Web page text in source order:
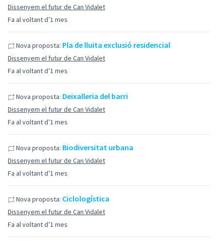
Fa al voltant d’1 mes
Dissenyem el futur de Can Vidalet
Fa al voltant d’1 mes
Nova proposta: Pla de lluita exclusió residencial
Dissenyem el futur de Can Vidalet
Fa al voltant d’1 mes
Nova proposta: Deixalleria del barri
Dissenyem el futur de Can Vidalet
Fa al voltant d’1 mes
Nova proposta: Biodiversitat urbana
Dissenyem el futur de Can Vidalet
Fa al voltant d’1 mes
Nova proposta: Ciclologística
Dissenyem el futur de Can Vidalet